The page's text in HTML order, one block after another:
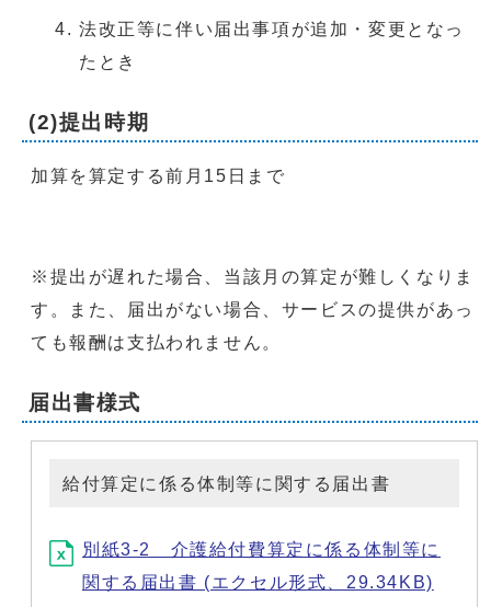
法改正等に伴い届出事項が追加・変更となっ
たとき
(2)提出時期
加算を算定する前月15日まで
※提出が遅れた場合、当該月の算定が難しくなりま
す。また、届出がない場合、サービスの提供があっ
ても報酬は支払われません。
届出書様式
給付算定に係る体制等に関する届出書
別紙3-2 介護給付費算定に係る体制等に
関する届出書 (エクセル形式、29.34KB)